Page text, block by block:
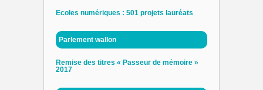
Ecoles numériques : 501 projets lauréats
Parlement wallon
Remise des titres « Passeur de mémoire »
2017